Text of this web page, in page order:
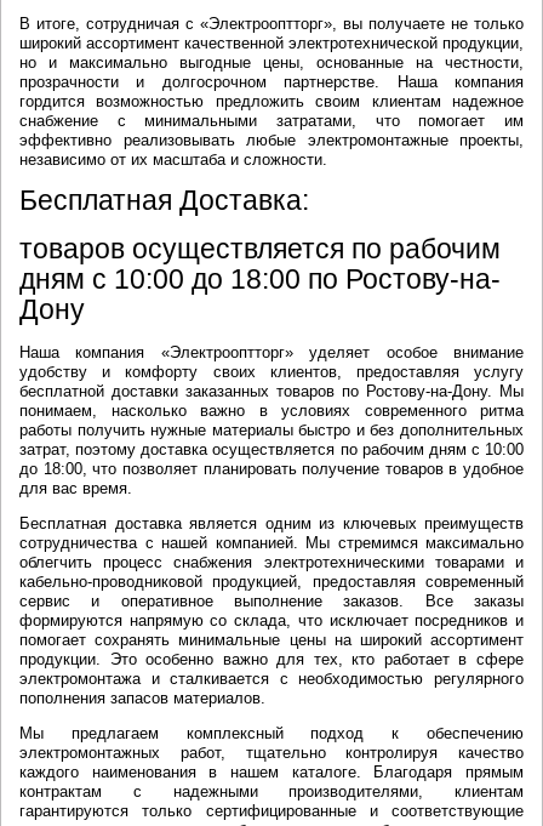
В итоге, сотрудничая с «Электрооптторг», вы получаете не только
широкий ассортимент качественной электротехнической продукции,
но и максимально выгодные цены, основанные на честности,
прозрачности и долгосрочном партнерстве. Наша компания
гордится возможностью предложить своим клиентам надежное
снабжение с минимальными затратами, что помогает им
эффективно реализовывать любые электромонтажные проекты,
независимо от их масштаба и сложности.
Бесплатная Доставка:
товаров осуществляется по рабочим
дням с 10:00 до 18:00 по Ростову-на-
Дону
Наша компания «Электрооптторг» уделяет особое внимание
удобству и комфорту своих клиентов, предоставляя услугу
бесплатной доставки заказанных товаров по Ростову-на-Дону. Мы
понимаем, насколько важно в условиях современного ритма
работы получить нужные материалы быстро и без дополнительных
затрат, поэтому доставка осуществляется по рабочим дням с 10:00
до 18:00, что позволяет планировать получение товаров в удобное
для вас время.
Бесплатная доставка является одним из ключевых преимуществ
сотрудничества с нашей компанией. Мы стремимся максимально
облегчить процесс снабжения электротехническими товарами и
кабельно-проводниковой продукцией, предоставляя современный
сервис и оперативное выполнение заказов. Все заказы
формируются напрямую со склада, что исключает посредников и
помогает сохранять минимальные цены на широкий ассортимент
продукции. Это особенно важно для тех, кто работает в сфере
электромонтажа и сталкивается с необходимостью регулярного
пополнения запасов материалов.
Мы предлагаем комплексный подход к обеспечению
электромонтажных работ, тщательно контролируя качество
каждого наименования в нашем каталоге. Благодаря прямым
контрактам с надежными производителями, клиентам
гарантируются только сертифицированные и соответствующие